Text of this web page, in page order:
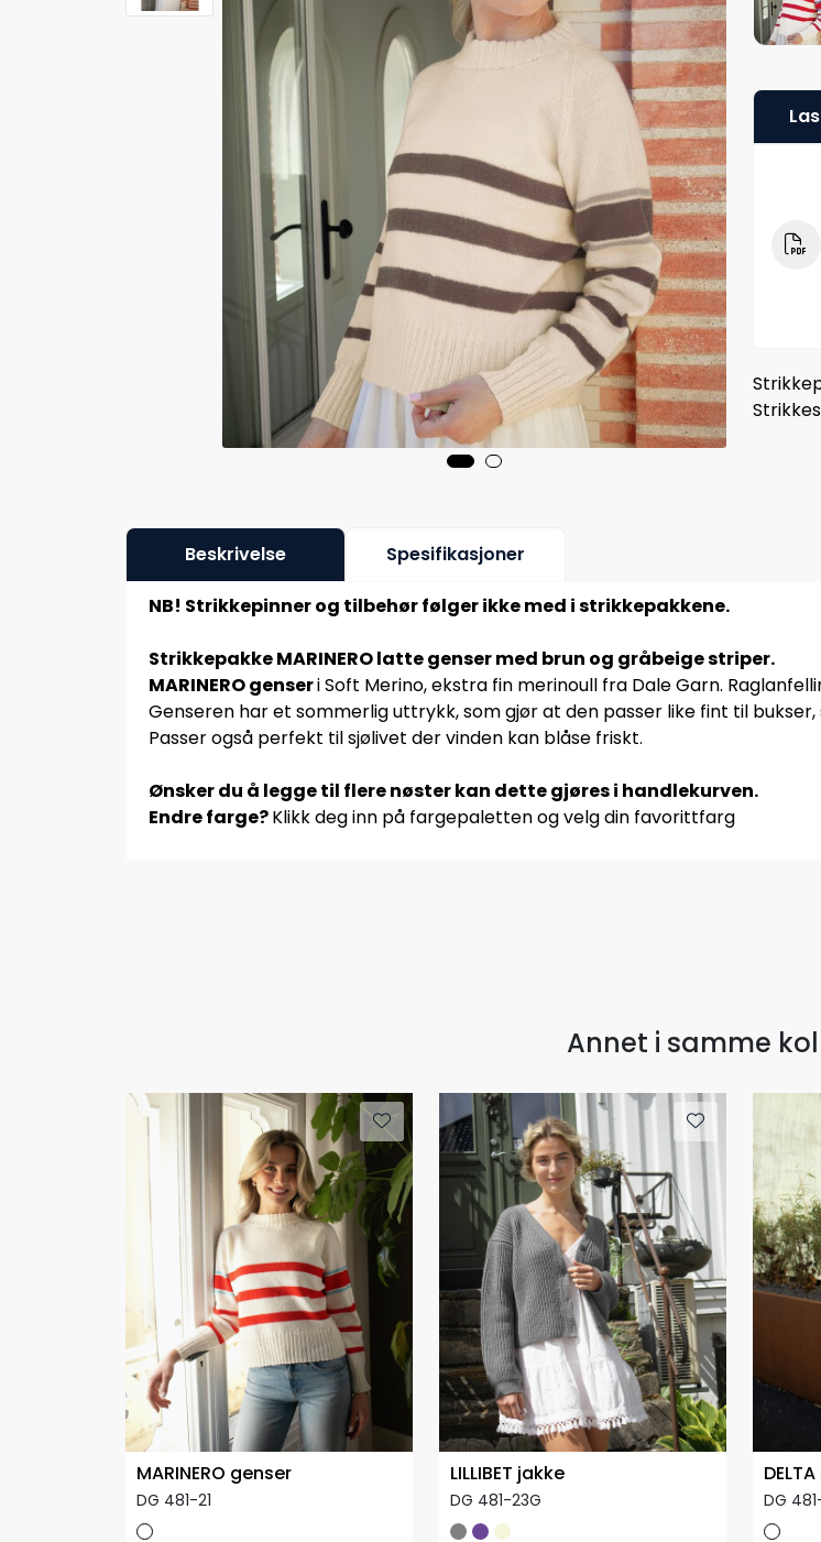
Beskrivelse Spesifikasjoner
NB! Strikkepinner og tilbehør følger ikke med i strikkepakkene.
Strikkepakke MARINERO latte genser med brun og gråbeige striper.
MARINERO genseri Soft Merino, ekstra fin merinoull fra Dale Garn.
Genseren har et sommerlig uttrykk, som gjør at den passer like fint til bukser,
Passer også perfekt til sjølivet der vinden kan blåse friskt.
Ønsker du å legge til flere nøster kan dette gjøres i handlekurven.
Endre farge?Klikk deg inn på fargepaletten og velg din favorittfarg
Annet i samme
MARINERO genser
DG 481-21
LILLIBET jakke
DG 481-23G DG